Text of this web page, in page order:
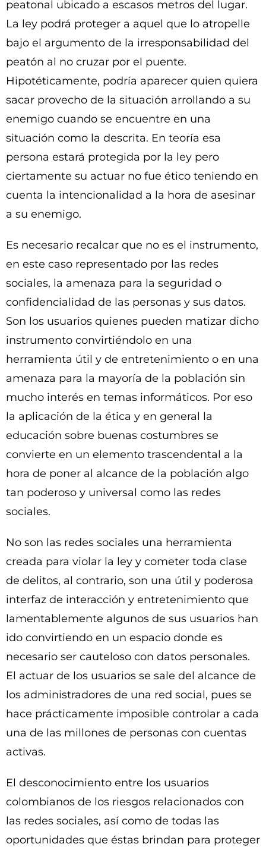
peatonal ubicado a escasos metros del lugar.
La ley podrá proteger a aquel que lo atropelle
bajo el argumento de la irresponsabilidad del
peatón al no cruzar por el puente.
Hipotéticamente, podría aparecer quien quiera
sacar provecho de la situación arrollando a su
enemigo cuando se encuentre en una
situación como la descrita. En teoría esa
persona estará protegida por la ley pero
ciertamente su actuar no fue ético teniendo en
cuenta la intencionalidad a la hora de asesinar
a su enemigo.
Es necesario recalcar que no es el instrumento,
en este caso representado por las redes
sociales, la amenaza para la seguridad o
confidencialidad de las personas y sus datos.
Son los usuarios quienes pueden matizar dicho
instrumento convirtiéndolo en una
herramienta útil y de entretenimiento o en una
amenaza para la mayoría de la población sin
mucho interés en temas informáticos. Por eso
la aplicación de la ética y en general la
educación sobre buenas costumbres se
convierte en un elemento trascendental a la
hora de poner al alcance de la población algo
tan poderoso y universal como las redes
sociales.
No son las redes sociales una herramienta
creada para violar la ley y cometer toda clase
de delitos, al contrario, son una útil y poderosa
interfaz de interacción y entretenimiento que
lamentablemente algunos de sus usuarios han
ido convirtiendo en un espacio donde es
necesario ser cauteloso con datos personales.
El actuar de los usuarios se sale del alcance de
los administradores de una red social, pues se
hace prácticamente imposible controlar a cada
una de las millones de personas con cuentas
activas.
El desconocimiento entre los usuarios
colombianos de los riesgos relacionados con
las redes sociales, así como de todas las
oportunidades que éstas brindan para proteger